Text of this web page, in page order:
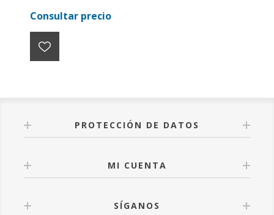
Encuadernación: Tapa dura
Consultar precio
PROTECCIÓN DE DATOS
MI CUENTA
SÍGANOS